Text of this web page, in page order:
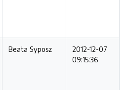
Beata Syposz
2012-12-07
09:15:36